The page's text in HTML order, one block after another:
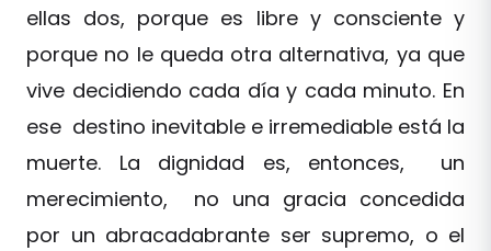
ellas dos, porque es libre y consciente y
porque no le queda otra alternativa, ya que
vive decidiendo cada día y cada minuto. En
ese destino inevitable e irremediable está la
muerte. La dignidad es, entonces, un
merecimiento, no una gracia concedida
por un abracadabrante ser supremo, o el